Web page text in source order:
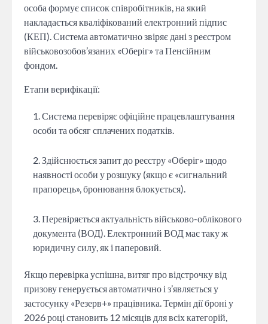
особа формує список співробітників, на який
накладається кваліфікований електронний підпис
(КЕП). Система автоматично звіряє дані з реєстром
військовозобов’язаних «Оберіг» та Пенсійним
фондом.
Етапи верифікації:
Система перевіряє офіційне працевлаштування
особи та обсяг сплачених податків.
Здійснюється запит до реєстру «Оберіг» щодо
наявності особи у розшуку (якщо є «сигнальний
прапорець», бронювання блокується).
Перевіряється актуальність військово-облікового
документа (ВОД). Електронний ВОД має таку ж
юридичну силу, як і паперовий.
Якщо перевірка успішна, витяг про відстрочку від
призову генерується автоматично і з’являється у
застосунку «Резерв+» працівника. Термін дії броні у
2026 році становить 12 місяців для всіх категорій,